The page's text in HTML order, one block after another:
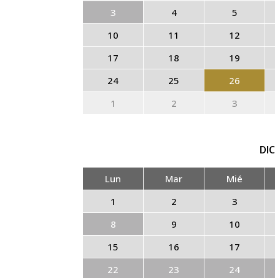
3
4 5
10
11 12
17
18 19
24
25 26
1
2 3
Lun Mar Mié
1
2 3
8
9 10
15
16 17
22
23 24